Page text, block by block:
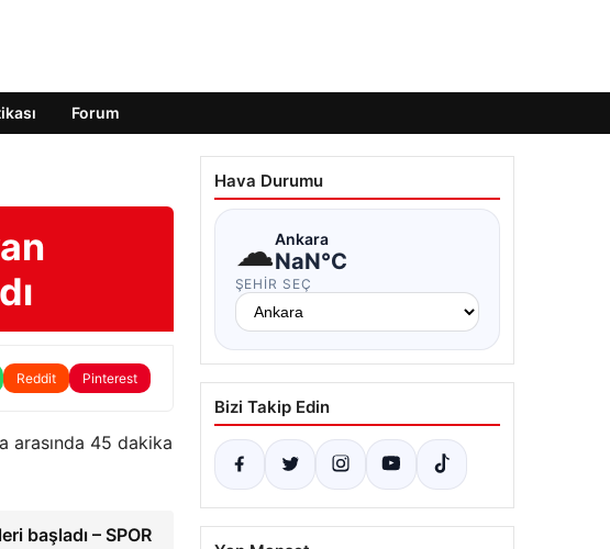
Forum
Reddit Pinterest
arasında 45 dakika
başladı – SPOR
Hava Durumu
☁Ankara
NaN°C
ŞEHIR SEÇ
Bizi Takip Edin